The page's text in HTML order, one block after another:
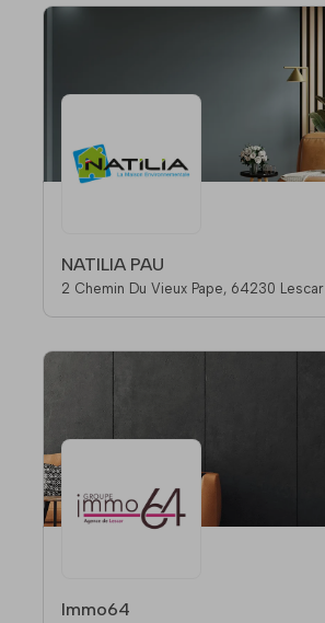
NATILIA PAU
2 Chemin Du Vieux Pape, 64230 Lescar
Immo64